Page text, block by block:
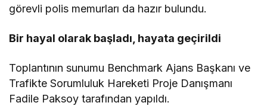
görevli polis memurları da hazır bulundu.
Bir hayal olarak başladı, hayata geçirildi
Toplantının sunumu Benchmark Ajans Başkanı ve
Trafikte Sorumluluk Hareketi Proje Danışmanı
Fadile Paksoy tarafından yapıldı.